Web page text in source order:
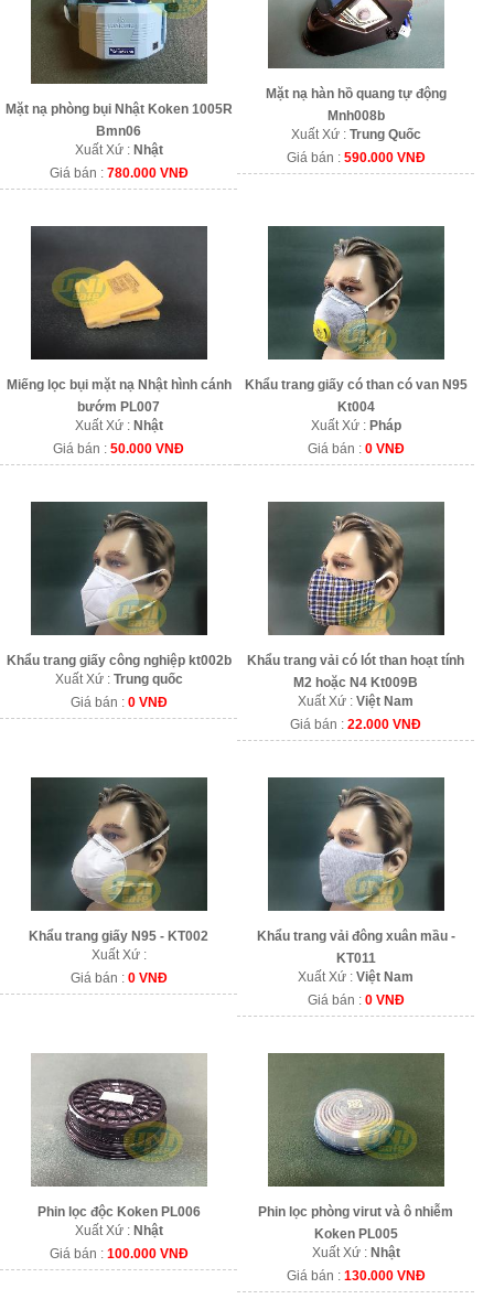
Mặt nạ phòng bụi Nhật Koken 1005R
Bmn06
Xuất Xứ : Nhật
Giá bán : 780.000 VNĐ
Mặt nạ hàn hồ quang tự động
Mnh008b
Xuất Xứ : Trung Quốc
Giá bán : 590.000 VNĐ
Miếng lọc bụi mặt nạ Nhật hình cánh
bướm PL007
Xuất Xứ : Nhật
Giá bán :50.000 VNĐ
Khẩu trang giấy có than có van N95
Kt004
Xuất Xứ : Pháp
Giá bán : 0 VNĐ
Khẩu trang giấy công nghiệp kt002b
Xuất Xứ : Trung quốc
Giá bán : 0 VNĐ
Khẩu trang vải có lót than hoạt tính
M2 hoặc N4 Kt009B
Xuất Xứ :Việt Nam
Giá bán :22.000 VNĐ
Khẩu trang giấy N95 - KT002
Xuất Xứ :
Giá bán : 0 VNĐ
Khẩu trang vải đông xuân mầu -
KT011
Xuất Xứ :Việt Nam
Giá bán : 0 VNĐ
Phin lọc độc Koken PL006
Xuất Xứ : Nhật
Giá bán : 100.000 VNĐ
Phin lọc phòng virut và ô nhiễm
Koken PL005
Xuất Xứ : Nhật
Giá bán : 130.000 VNĐ